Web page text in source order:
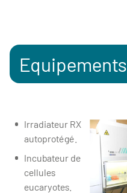
Equipements
Irradiateur RX
autoprotégé.
Incubateur de
cellules
eucaryotes.